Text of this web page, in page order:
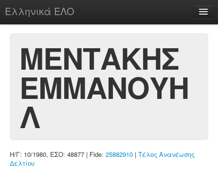
Ελληνικά ΕΛΟ
chesstu.be @ discord
Login
ΜΕΝΤΑΚΗΣ
ΕΜΜΑΝΟΥΗ
Λ
Η/Γ: 10/1980, ΕΣΟ: 48877 | Fide: 25882910 | Τέλος Ανανέωσης
Δελτίου